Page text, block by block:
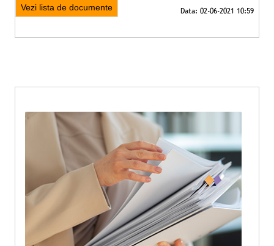
Vezi lista de documente